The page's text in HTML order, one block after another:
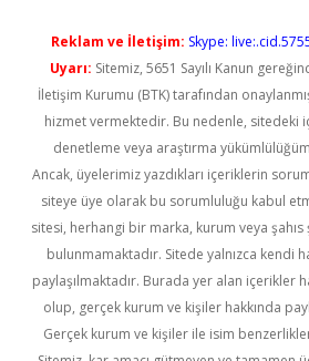
Reklam ve İletişim: Skype:
Uyarı: Sitemiz, 5651 Sayılı Kanun
İletişim Kurumu (BTK) tarafından
hizmet vermektedir. Bu nedenle, sitedeki
denetleme veya araştırma
Ancak, üyelerimiz yazdıkları içeriklerin
siteye üye olarak bu sorumluluğu kabul
sitesi, herhangi bir marka, kurum veya şahıs
bulunmamaktadır. Sitede yalnızca kendi
paylaşılmaktadır. Burada yer alan içerikler
olup, gerçek kurum ve kişiler hakkında
Gerçek kurum ve kişiler ile isim